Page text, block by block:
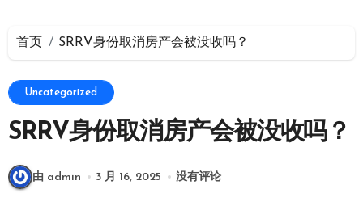
首页 SRRV身份取消房产会被没收吗？
Uncategorized
SRRV身份取消房产会被没收吗？
由 admin 3 月 16, 2025 没有评论